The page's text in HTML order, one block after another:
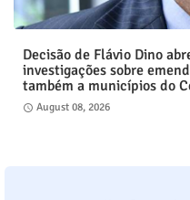
Decisão de Flávio Dino
investigações sobre
também a municípios do
August 08, 2026